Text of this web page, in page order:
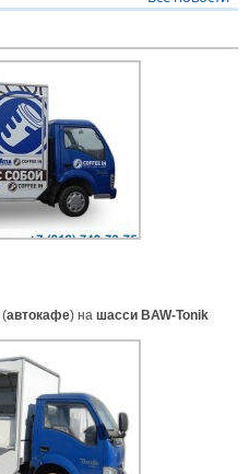
(автокафе) на шасси BAW-Tonik